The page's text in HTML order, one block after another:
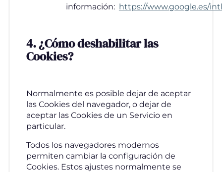
información: https://www.google.es/
4. ¿Cómo deshabilitar las
Cookies?
Normalmente es posible dejar de aceptar
las Cookies del navegador, o dejar de
aceptar las Cookies de un Servicio en
particular.
Todos los navegadores modernos
permiten cambiar la configuración de
Cookies. Estos ajustes normalmente se